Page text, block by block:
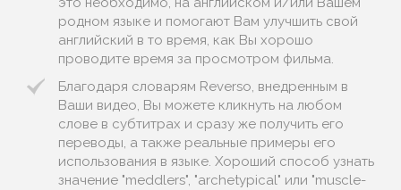
родном языке и помогают Вам улучшить свой
английский в то время, как Вы хорошо
проводите время за просмотром фильма.
Благодаря словарям Reverso, внедренным в
Ваши видео, Вы можете кликнуть на любом
слове в субтитрах и сразу же получить его
переводы, а также реальные примеры его
использования в языке. Хороший способ узнать
значение "meddlers", "archetypical" или "muscle-